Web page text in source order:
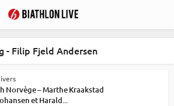
- Filip Fjeld Andersen
Norvège – Marthe Kraakstad
et Harald...